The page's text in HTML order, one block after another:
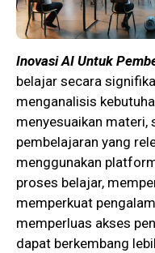
Inovasi AI Untuk
belajar secara
menganalisis
menyesuaikan materi,
pembelajaran yang
menggunakan
proses belajar,
memperkuat
memperluas akses
dapat berkembang